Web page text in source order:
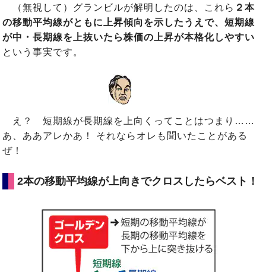
（無視して）グランビルが解明したのは、これら ２本
の移動平均線がともに上昇傾向を示したうえで、短期線
が中・長期線を上抜いたら株価の上昇が本格化しやすい
という事実です。
え？ 短期線が長期線を上向くってことはつまり……
あ、ああアレかあ！ それならオレも聞いたことがある
ぜ！
2本の移動平均線が上向きでクロスしたらベスト！